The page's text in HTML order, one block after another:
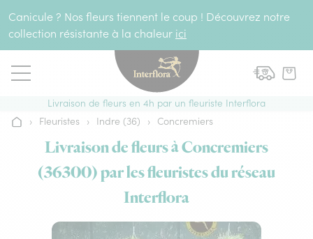
Canicule ? Nos fleurs tiennent le coup ! Découvrez notre
collection résistante à la chaleur ici
Livraison de fleurs en 4h par un fleuriste Interflora
Accueil
› Fleuristes › Indre (36) › Concremiers
Livraison de fleurs à Concremiers
(36300) par les fleuristes du réseau
Interflora